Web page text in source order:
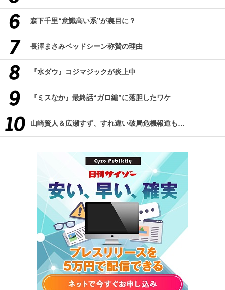
森下千里“意識高い系”が裏目に？
長澤まさみベッドシーン称賛の理由
『水ダウ』コジマジックが炎上中
『ミスなか』最終話“ガロ編”に落胆したワケ
山崎賢人＆広瀬すず、すれ違い破局危機報道も…